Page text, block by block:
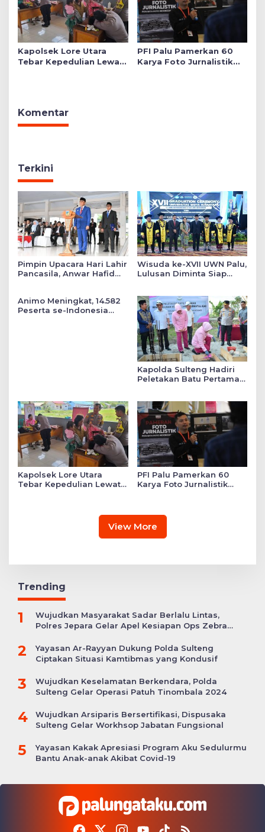
Kapolsek Lore Utara
Tebar Kepedulian Lewat
PFI Palu Pamerkan 60
Karya Foto Jurnalistik
Komentar
Terkini
Pimpin Upacara Hari Lahir
Pancasila, Anwar Hafid
Wisuda ke-XVII UWN Palu,
Lulusan Diminta Siap
Animo Meningkat, 14.582
Peserta se-Indonesia
Kapolda Sulteng Hadiri
Peletakan Batu Pertama
Kapolsek Lore Utara
Tebar Kepedulian Lewat
PFI Palu Pamerkan 60
Karya Foto Jurnalistik
View More
Trending
1
Wujudkan Masyarakat Sadar Berlalu Lintas,
Polres Jepara Gelar Apel Kesiapan Ops Zebra
2
Yayasan Ar-Rayyan Dukung Polda Sulteng
Ciptakan Situasi Kamtibmas yang Kondusif
3
Wujudkan Keselamatan Berkendara, Polda
Sulteng Gelar Operasi Patuh Tinombala 2024
4
Wujudkan Arsiparis Bersertifikasi, Dispusaka
Sulteng Gelar Workhsop Jabatan Fungsional
5
Yayasan Kakak Apresiasi Program Aku Sedulurmu
Bantu Anak-anak Akibat Covid-19